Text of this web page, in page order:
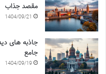
مقصد جذاب
1404/09/21
جاذبه های
جامع
1404/09/19